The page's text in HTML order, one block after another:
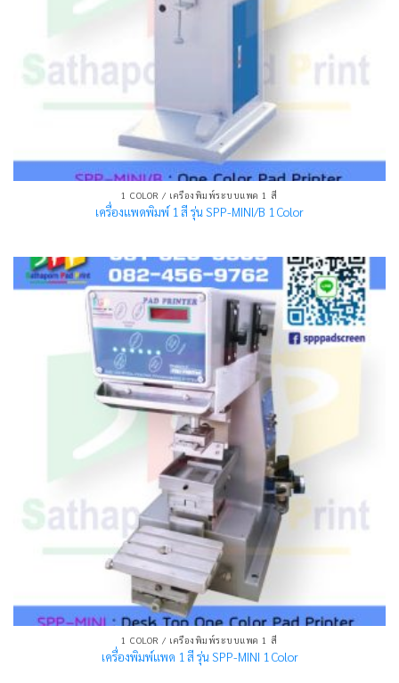
1 COLOR / เครื่องพิมพ์ระบบแพด 1 สี
เครื่องแพดพิมพ์ 1 สี รุ่น SPP-MINI/B 1 Color
1 COLOR / เครื่องพิมพ์ระบบแพด 1 สี
เครื่องพิมพ์แพด 1 สี รุ่น SPP-MINI 1 Color